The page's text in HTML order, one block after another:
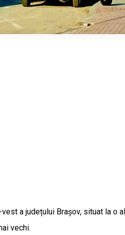
a județului Brașov, situat la
vechi.